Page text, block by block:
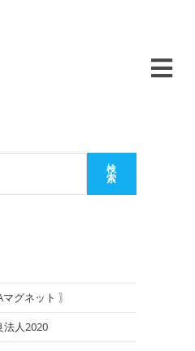
検
索
グネット 〗
法人2020